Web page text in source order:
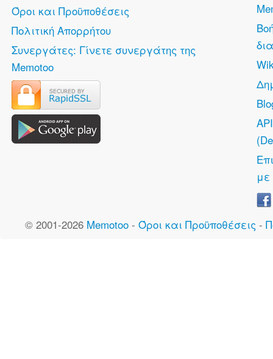
Όροι και Προϋποθέσεις
Πολιτική Απορρήτου
Συνεργάτες: Γίνετε συνεργάτης της
Memotoo
© 2001-2026 Memotoo - Όροι και Προϋποθέσεις -